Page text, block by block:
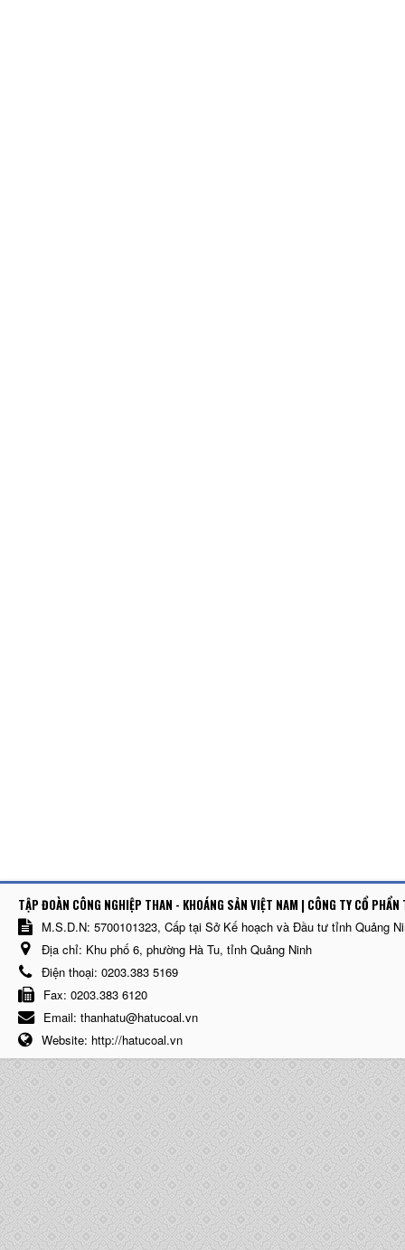
TẬP ĐOÀN CÔNG NGHIỆP THAN - KHOÁNG SẢN VIỆT NAM | CÔNG TY CỔ
M.S.D.N: 5700101323, Cấp tại Sở Kế hoạch và Đầu tư tỉnh Quảng
Địa chỉ: Khu phố 6, phường Hà Tu, tỉnh Quảng Ninh
Điện thoại: 0203.383 5169
Fax: 0203.383 6120
Email: thanhatu@hatucoal.vn
Website: http://hatucoal.vn